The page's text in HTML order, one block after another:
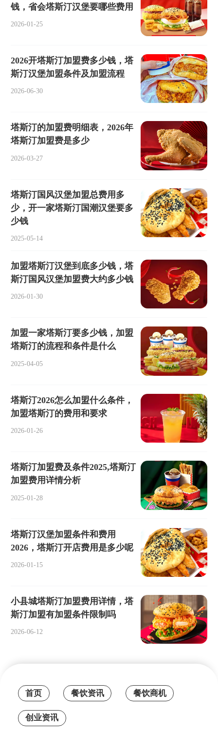
钱，省会塔斯汀汉堡要哪些费用
2026-01-25
2026开塔斯汀加盟费多少钱，塔
斯汀汉堡加盟条件及加盟流程
2026-06-30
塔斯汀的加盟费明细表，2026年
塔斯汀加盟费是多少
2026-03-27
塔斯汀国风汉堡加盟总费用多
少，开一家塔斯汀国潮汉堡要多
少钱
2025-05-14
加盟塔斯汀汉堡到底多少钱，塔
斯汀国风汉堡加盟费大约多少钱
2026-01-30
加盟一家塔斯汀要多少钱，加盟
塔斯汀的流程和条件是什么
2025-04-05
塔斯汀2026怎么加盟什么条件，
加盟塔斯汀的费用和要求
2026-01-26
塔斯汀加盟费及条件2025,塔斯汀
加盟费用详情分析
2025-01-28
塔斯汀汉堡加盟条件和费用
2026，塔斯汀开店费用是多少呢
2026-01-15
小县城塔斯汀加盟费用详情，塔
斯汀加盟有加盟条件限制吗
2026-06-12
首页 餐饮资讯 餐饮商机
创业资讯